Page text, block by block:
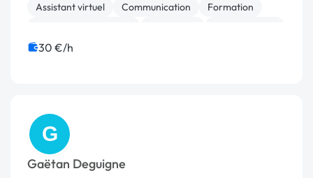
Assistant virtuel
Communication
Formation
30 €/h
G
Gaëtan Deguigne